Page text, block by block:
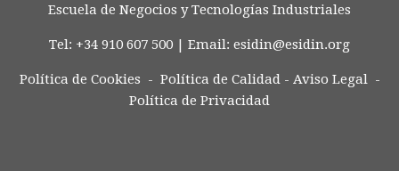
Escuela de Negocios y Tecnologías Industriales
Tel: +34 910 607 500 | Email: esidin@esidin.org
Política de Cookies - Política de Calidad - Aviso Legal -
Política de Privacidad